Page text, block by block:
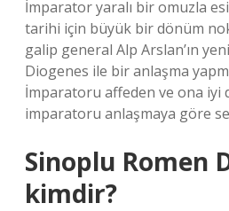
İmparator yaralı bir omuzla
tarihi için büyük bir dönüm
galip general Alp Arslan’ın
Diogenes ile bir anlaşma
İmparatoru affeden ve ona iyi
imparatoru anlaşmaya göre
Sinoplu Romen
kimdir?